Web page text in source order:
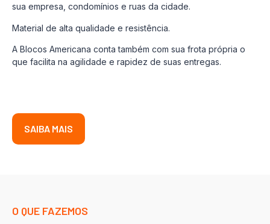
sua empresa, condomínios e ruas da cidade.
Material de alta qualidade e resistência.
A Blocos Americana conta também com sua frota própria o
que facilita na agilidade e rapidez de suas entregas.
SAIBA MAIS
O QUE FAZEMOS